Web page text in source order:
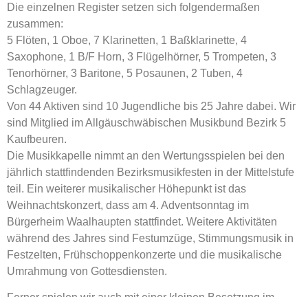
Die einzelnen Register setzen sich folgendermaßen
zusammen:
5 Flöten, 1 Oboe, 7 Klarinetten, 1 Baßklarinette, 4
Saxophone, 1 B/F Horn, 3 Flügelhörner, 5 Trompeten, 3
Tenorhörner, 3 Baritone, 5 Posaunen, 2 Tuben, 4
Schlagzeuger.
Von 44 Aktiven sind 10 Jugendliche bis 25 Jahre dabei. Wir
sind Mitglied im Allgäuschwäbischen Musikbund Bezirk 5
Kaufbeuren.
Die Musikkapelle nimmt an den Wertungsspielen bei den
jährlich stattfindenden Bezirksmusikfesten in der Mittelstufe
teil. Ein weiterer musikalischer Höhepunkt ist das
Weihnachtskonzert, dass am 4. Adventsonntag im
Bürgerheim Waalhaupten stattfindet. Weitere Aktivitäten
während des Jahres sind Festumzüge, Stimmungsmusik in
Festzelten, Frühschoppenkonzerte und die musikalische
Umrahmung von Gottesdiensten.